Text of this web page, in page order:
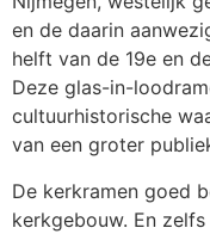
en de daarin
helft van de 19e en
Deze glas-in-
cultuurhistorische
van een groter
De kerkramen goed
kerkgebouw. En